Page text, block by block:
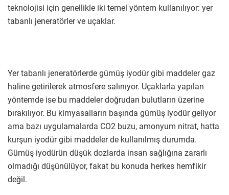
teknolojisi için genellikle iki temel yöntem kullanılıyor: yer
tabanlı jeneratörler ve uçaklar.
Yer tabanlı jeneratörlerde gümüş iyodür gibi maddeler gaz
haline getirilerek atmosfere salınıyor. Uçaklarla yapılan
yöntemde ise bu maddeler doğrudan bulutların üzerine
bırakılıyor. Bu kimyasalların başında gümüş iyodür geliyor
ama bazı uygulamalarda CO2 buzu, amonyum nitrat, hatta
kurşun iyodür gibi maddeler de kullanılmış durumda.
Gümüş iyodürün düşük dozlarda insan sağlığına zararlı
olmadığı düşünülüyor, fakat bu konuda herkes hemfikir
değil.